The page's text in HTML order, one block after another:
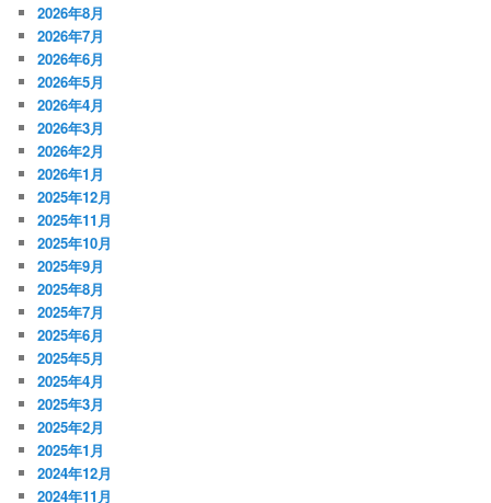
2026年8月
2026年7月
2026年6月
2026年5月
2026年4月
2026年3月
2026年2月
2026年1月
2025年12月
2025年11月
2025年10月
2025年9月
2025年8月
2025年7月
2025年6月
2025年5月
2025年4月
2025年3月
2025年2月
2025年1月
2024年12月
2024年11月